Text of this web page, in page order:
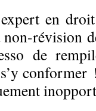
en
révision
de